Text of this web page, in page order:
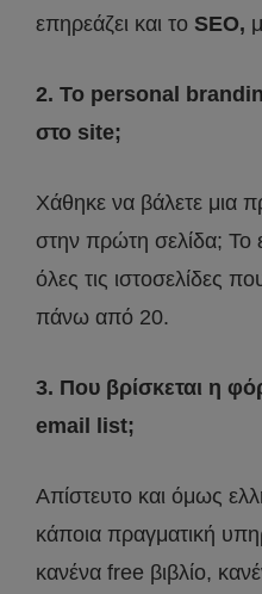
επηρεάζει και το SEO,
2. Το personal
στο site;
Χάθηκε να βάλετε μια
στην πρώτη σελίδα; Το
όλες τις ιστοσελίδες
πάνω από 20.
3. Που βρίσκεται η
email list;
Απίστευτο και όμως
κάποια πραγματική
κανένα free βιβλίο,